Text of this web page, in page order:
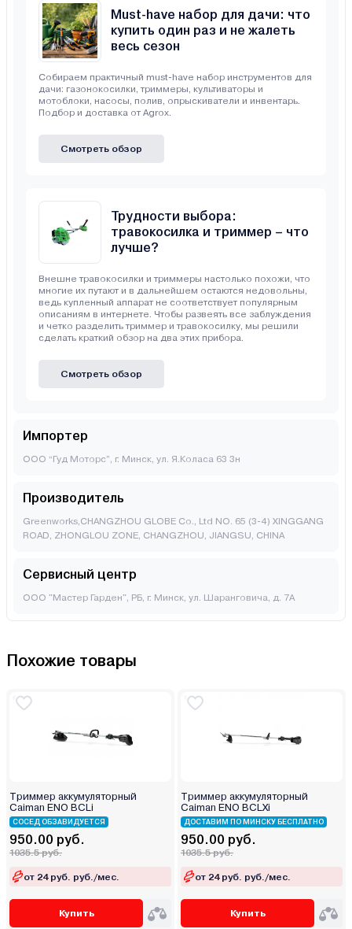
Must-have набор для дачи: что
купить один раз и не жалеть
весь сезон
Собираем практичный must-have набор инструментов для
дачи: газонокосилки, триммеры, культиваторы и
мотоблоки, насосы, полив, опрыскиватели и инвентарь.
Подбор и доставка от Agrox.
Смотреть обзор
Трудности выбора:
травокосилка и триммер – что
лучше?
Внешне травокосилки и триммеры настолько похожи, что
многие их путают и в дальнейшем остаются недовольны,
ведь купленный аппарат не соответствует популярным
описаниям в интернете. Чтобы развеять все заблуждения
и четко разделить триммер и травокосилку, мы решили
сделать краткий обзор на два этих прибора.
Смотреть обзор
Импортер
ООО “Гуд Моторс”, г. Минск, ул. Я.Коласа 63 3н
Производитель
Greenworks,CHANGZHOU GLOBE Co., Ltd NO. 65 (3-4) XINGGANG
ROAD, ZHONGLOU ZONE, CHANGZHOU, JIANGSU, CHINA
Сервисный центр
ООО "Мастер Гарден", РБ, г. Минск, ул. Шаранговича, д. 7А
Похожие товары
Триммер аккумуляторный
Caiman ENO BCLi
СОСЕД ОБЗАВИДУЕТСЯ
950.00 руб.
1035.5 руб.
от 24 руб. руб./мес.
Купить
Триммер аккумуляторный
Caiman ENO BCLXi
ДОСТАВИМ ПО МИНСКУ БЕСПЛАТНО
950.00 руб.
1035.5 руб.
от 24 руб. руб./мес.
Купить